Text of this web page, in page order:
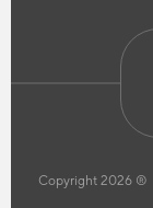
Copyright 2026 ®